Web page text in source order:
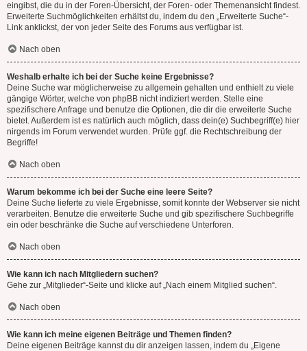
eingibst, die du in der Foren-Übersicht, der Foren- oder Themenansicht findest.
Erweiterte Suchmöglichkeiten erhältst du, indem du den „Erweiterte Suche“-
Link anklickst, der von jeder Seite des Forums aus verfügbar ist.
Nach oben
Weshalb erhalte ich bei der Suche keine Ergebnisse?
Deine Suche war möglicherweise zu allgemein gehalten und enthielt zu viele
gängige Wörter, welche von phpBB nicht indiziert werden. Stelle eine
spezifischere Anfrage und benutze die Optionen, die dir die erweiterte Suche
bietet. Außerdem ist es natürlich auch möglich, dass dein(e) Suchbegriff(e) hier
nirgends im Forum verwendet wurden. Prüfe ggf. die Rechtschreibung der
Begriffe!
Nach oben
Warum bekomme ich bei der Suche eine leere Seite?
Deine Suche lieferte zu viele Ergebnisse, somit konnte der Webserver sie nicht
verarbeiten. Benutze die erweiterte Suche und gib spezifischere Suchbegriffe
ein oder beschränke die Suche auf verschiedene Unterforen.
Nach oben
Wie kann ich nach Mitgliedern suchen?
Gehe zur „Mitglieder“-Seite und klicke auf „Nach einem Mitglied suchen“.
Nach oben
Wie kann ich meine eigenen Beiträge und Themen finden?
Deine eigenen Beiträge kannst du dir anzeigen lassen, indem du „Eigene